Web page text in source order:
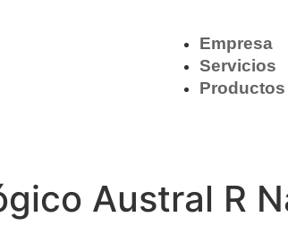
Empresa
Servicios
Productos
Austral R